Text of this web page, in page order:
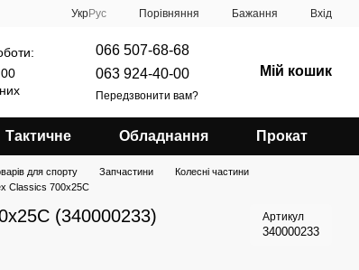
УкрРус Порівняння Бажання Вхід
066 507-68-68
063 924-40-00
Передзвонити вам?
Мій кошик
Тактичне Обладнання Прокат
для спорту Запчастини
Колесні частини
Classics 700x25C
(340000233) Артикул
340000233